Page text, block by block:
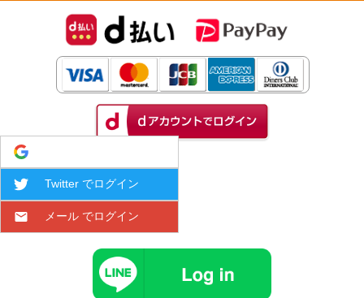
Twitter でログイン
メール でログイン